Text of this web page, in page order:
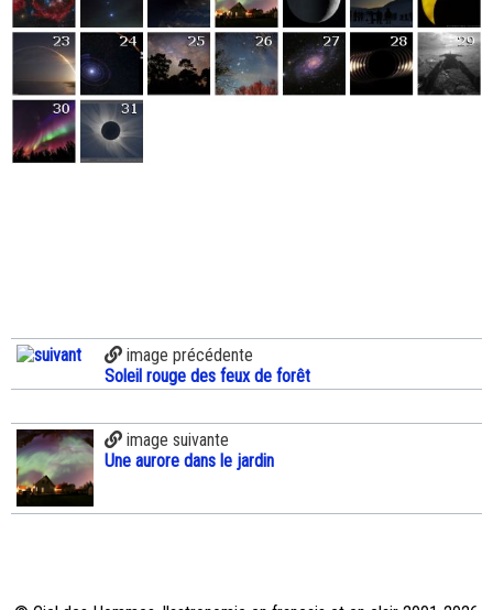
image précédente
Soleil rouge des feux de forêt
image suivante
Une aurore dans le jardin